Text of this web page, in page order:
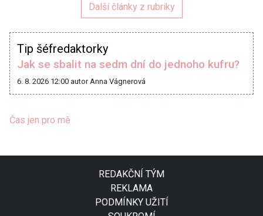
Další články z rubriky
Tip šéfredaktorky
Jak se sbalit na sedm dní do jednoho kufru?
6. 8. 2026 12:00 autor Anna Vágnerová
Čas jen pro mě
REDAKČNÍ TÝM
REKLAMA
PODMÍNKY UŽITÍ